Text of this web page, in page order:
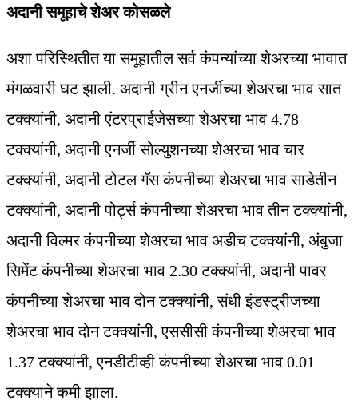
अदानी समूहाचे शेअर कोसळले
अशा परिस्थितीत या समूहातील सर्व कंपन्यांच्या शेअरच्या भावात
मंगळवारी घट झाली. अदानी ग्रीन एनर्जीच्या शेअरचा भाव सात
टक्क्यांनी, अदानी एंटरप्राईजेसच्या शेअरचा भाव 4.78
टक्क्यांनी, अदानी एनर्जी सोल्युशनच्या शेअरचा भाव चार
टक्क्यांनी, अदानी टोटल गॅस कंपनीच्या शेअरचा भाव साडेतीन
टक्क्यांनी, अदानी पोर्ट्स कंपनीच्या शेअरचा भाव तीन टक्क्यांनी,
अदानी विल्मर कंपनीच्या शेअरचा भाव अडीच टक्क्यांनी, अंबुजा
सिमेंट कंपनीच्या शेअरचा भाव 2.30 टक्क्यांनी, अदानी पावर
कंपनीच्या शेअरचा भाव दोन टक्क्यांनी, संधी इंडस्ट्रीजच्या
शेअरचा भाव दोन टक्क्यांनी, एससीसी कंपनीच्या शेअरचा भाव
1.37 टक्क्यांनी, एनडीटीव्ही कंपनीच्या शेअरचा भाव 0.01
टक्क्याने कमी झाला.